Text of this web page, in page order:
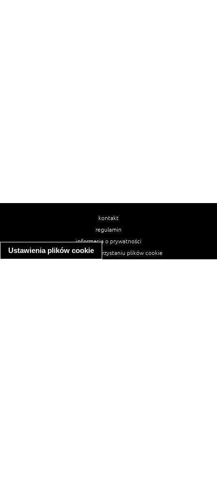
Ustawienia plików cookie
kontakt
regulamin
informacja o prywatności
informacja o wykorzystaniu plików cookie